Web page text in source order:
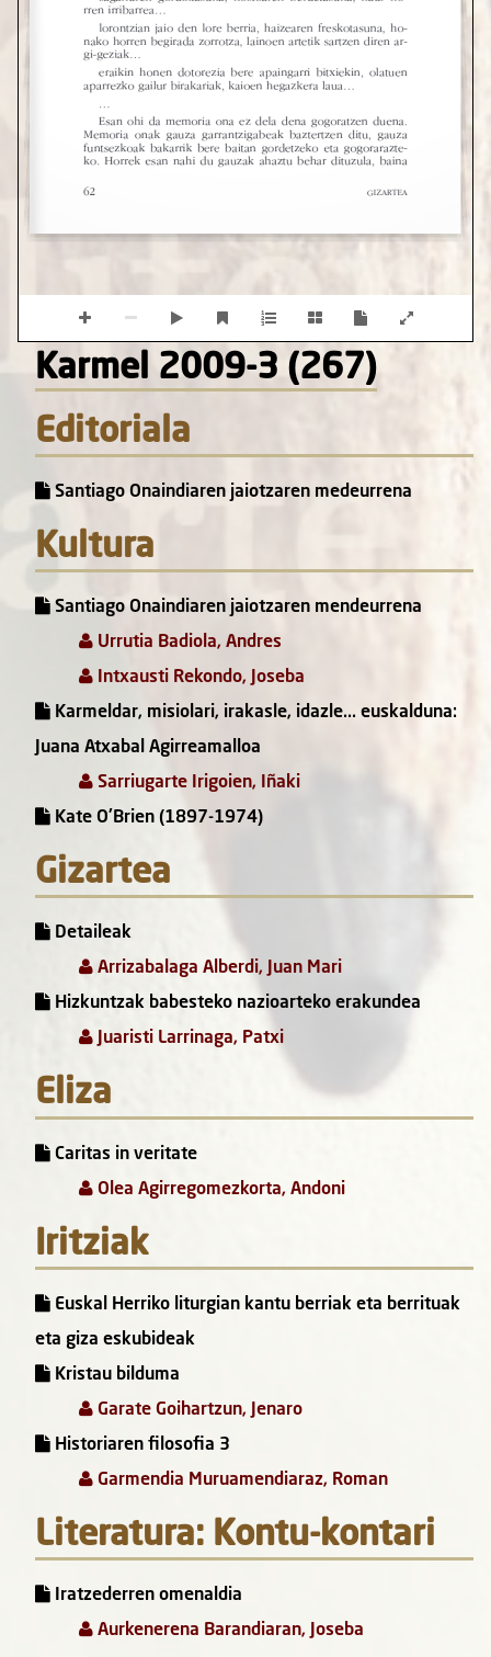
Karmel 2009-3 (267)
Editoriala
Santiago Onaindiaren jaiotzaren medeurrena
Kultura
Santiago Onaindiaren jaiotzaren mendeurrena
Urrutia Badiola, Andres
Intxausti Rekondo, Joseba
Karmeldar, misiolari, irakasle, idazle... euskalduna:
Juana Atxabal Agirreamalloa
Sarriugarte Irigoien, Iñaki
Kate O'Brien (1897-1974)
Gizartea
Detaileak
Arrizabalaga Alberdi, Juan Mari
Hizkuntzak babesteko nazioarteko erakundea
Juaristi Larrinaga, Patxi
Eliza
Caritas in veritate
Olea Agirregomezkorta, Andoni
Iritziak
Euskal Herriko liturgian kantu berriak eta berrituak
eta giza eskubideak
Kristau bilduma
Garate Goihartzun, Jenaro
Historiaren filosofia 3
Garmendia Muruamendiaraz, Roman
Literatura: Kontu-kontari
Iratzederren omenaldia
Aurkenerena Barandiaran, Joseba